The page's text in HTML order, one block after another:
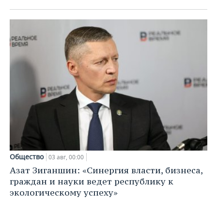
Общество 03 авг, 00:00
Азат Зиганшин: «Синергия власти, бизнеса,
граждан и науки ведет республику к
экологическому успеху»